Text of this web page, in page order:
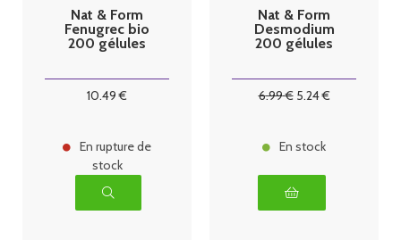
Nat & Form
Fenugrec bio
200 gélules
10.49 €
En rupture de
stock
Nat & Form
Desmodium
200 gélules
6.99€ 5.24€
En stock